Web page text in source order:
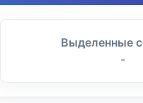
Выделенные
-